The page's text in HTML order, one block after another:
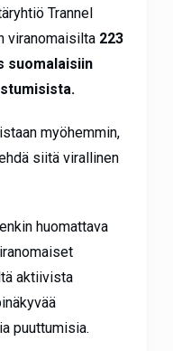
Trannel
viranomaisilta 223
suomalaisiin
myöhemmin,
siitä virallinen
huomattava
aktiivista
puuttumisia.